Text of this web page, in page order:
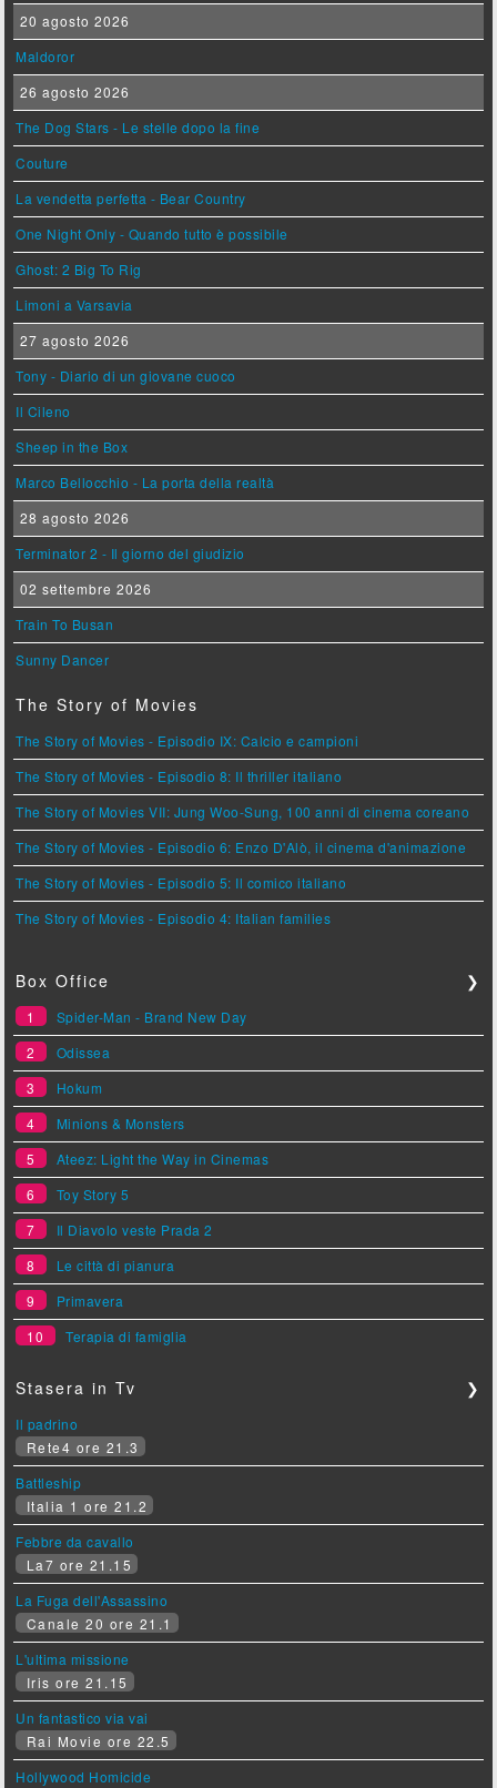
20 agosto 2026
Maldoror
26 agosto 2026
The Dog Stars - Le stelle dopo la fine
Couture
La vendetta perfetta - Bear Country
One Night Only - Quando tutto è possibile
Ghost: 2 Big To Rig
Limoni a Varsavia
27 agosto 2026
Tony - Diario di un giovane cuoco
Il Cileno
Sheep in the Box
Marco Bellocchio - La porta della realtà
28 agosto 2026
Terminator 2 - Il giorno del giudizio
02 settembre 2026
Train To Busan
Sunny Dancer
The Story of Movies
The Story of Movies - Episodio IX: Calcio e campioni
The Story of Movies - Episodio 8: Il thriller italiano
The Story of Movies VII: Jung Woo-Sung, 100 anni di cinema coreano
The Story of Movies - Episodio 6: Enzo D'Alò, il cinema d'animazione
The Story of Movies - Episodio 5: Il comico italiano
The Story of Movies - Episodio 4: Italian families
Box Office ❯
1
Spider-Man - Brand New Day
2
Odissea
3
Hokum
4
Minions & Monsters
5
Ateez: Light the Way in Cinemas
6
Toy Story 5
7
Il Diavolo veste Prada 2
8
Le città di pianura
9
Primavera
10
Terapia di famiglia
Stasera in Tv ❯
Il padrino
Rete4 ore 21.3
Battleship
Italia 1 ore 21.2
Febbre da cavallo
La7 ore 21.15
La Fuga dell'Assassino
Canale 20 ore 21.1
L'ultima missione
Iris ore 21.15
Un fantastico via vai
Rai Movie ore 22.5
Hollywood Homicide